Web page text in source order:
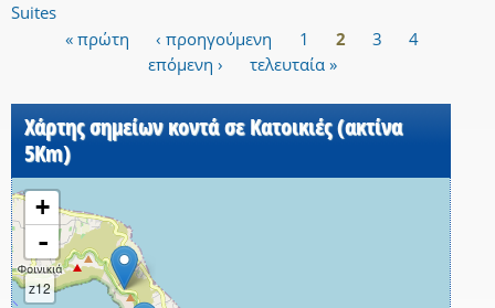
Suites
« πρώτη ‹ προηγούμενη 1 2 3
4
επόμενη ›
τελευταία »
Χάρτης σημείων κοντά σε Κατοικιές (ακτίνα
5Km)
+
-
z12